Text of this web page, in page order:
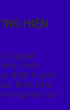
HIỆN
Digital
kiến thức
nhiệt huyết
khắt khe
nghiệp lựa